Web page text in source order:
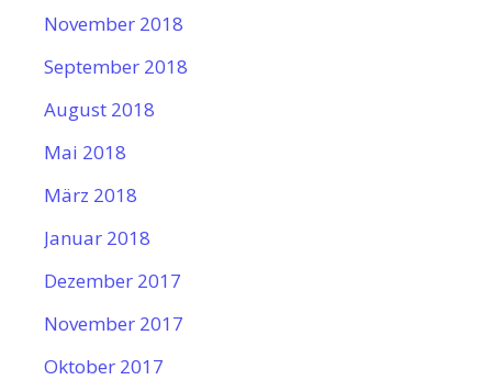
November 2018
September 2018
August 2018
Mai 2018
März 2018
Januar 2018
Dezember 2017
November 2017
Oktober 2017